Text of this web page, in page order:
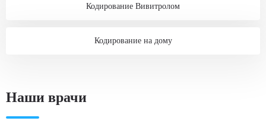
Кодирование Вивитролом
Кодирование на дому
Наши врачи